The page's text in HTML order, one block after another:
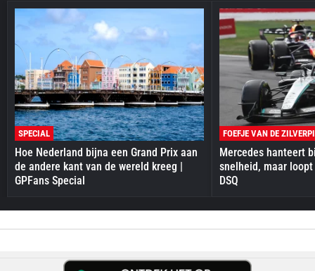
SPECIAL
Hoe Nederland bijna een Grand Prix aan
de andere kant van de wereld kreeg |
GPFans Special
FOEFJE VAN DE
Mercedes hanteert
snelheid, maar
DSQ